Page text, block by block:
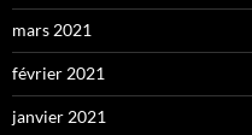
mars 2021
février 2021
janvier 2021